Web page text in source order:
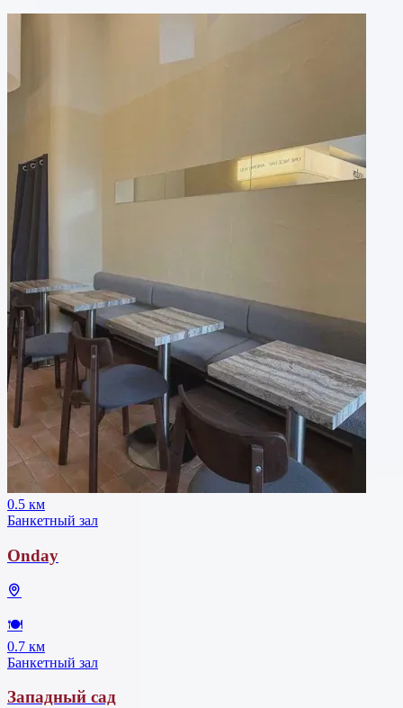
0.5 км
Банкетный зал
Onday
🍽
0.7 км
Банкетный зал
Западный сад